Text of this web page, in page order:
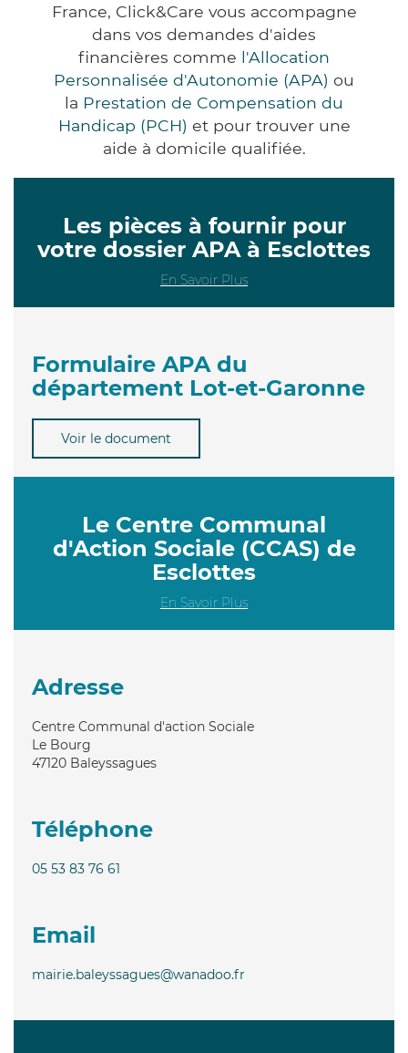
France, Click&Care vous accompagne
dans vos demandes d'aides
financières comme l'Allocation
Personnalisée d'Autonomie (APA) ou
la Prestation de Compensation du
Handicap (PCH) et pour trouver une
aide à domicile qualifiée.
Les pièces à fournir pour
votre dossier APA à Esclottes
En Savoir Plus
Formulaire APA du
département Lot-et-Garonne
Voir le document
Le Centre Communal
d'Action Sociale (CCAS) de
Esclottes
En Savoir Plus
Adresse
Centre Communal d'action Sociale
Le Bourg
47120 Baleyssagues
Téléphone
05 53 83 76 61
Email
mairie.baleyssagues@wanadoo.fr